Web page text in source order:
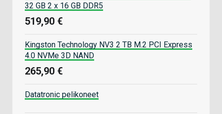
32 GB 2 x 16 GB DDR5
519,90 €
Kingston Technology NV3 2 TB M.2 PCI Express
4.0 NVMe 3D NAND
265,90 €
Datatronic pelikoneet